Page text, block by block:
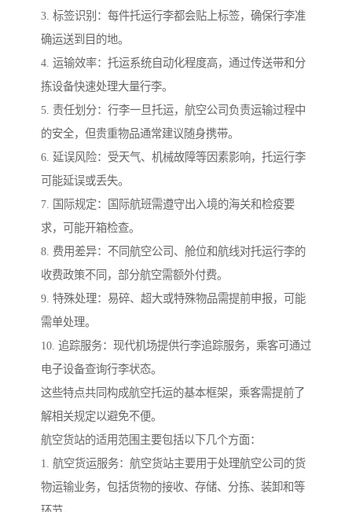
3. 标签识别：每件托运行李都会贴上标签，确保行李准
确运送到目的地。
4. 运输效率：托运系统自动化程度高，通过传送带和分
拣设备快速处理大量行李。
5. 责任划分：行李一旦托运，航空公司负责运输过程中
的安全，但贵重物品通常建议随身携带。
6. 延误风险：受天气、机械故障等因素影响，托运行李
可能延误或丢失。
7. 国际规定：国际航班需遵守出入境的海关和检疫要
求，可能开箱检查。
8. 费用差异：不同航空公司、舱位和航线对托运行李的
收费政策不同，部分航空需额外付费。
9. 特殊处理：易碎、超大或特殊物品需提前申报，可能
需单处理。
10. 追踪服务：现代机场提供行李追踪服务，乘客可通过
电子设备查询行李状态。
这些特点共同构成航空托运的基本框架，乘客需提前了
解相关规定以避免不便。
航空货站的适用范围主要包括以下几个方面：
1. 航空货运服务：航空货站主要用于处理航空公司的货
物运输业务，包括货物的接收、存储、分拣、装卸和等